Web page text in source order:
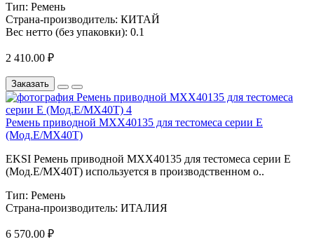
Тип: Ремень
Страна-производитель: КИТАЙ
Вес нетто (без упаковки): 0.1
2 410.00 ₽
Заказать
Ремень приводной MXX40135 для тестомеса серии Е
(Мод.E/MX40T)
EKSI Ремень приводной MXX40135 для тестомеса серии Е
(Мод.E/MX40T) используется в производственном о..
Тип: Ремень
Страна-производитель: ИТАЛИЯ
6 570.00 ₽